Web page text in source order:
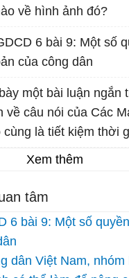
về hình ảnh đó?
6 bài 9: Một số
của công dân
một bài luận ngắn
về câu nói của Các
cùng là tiết kiệm thời
Xem thêm
tâm
6 bài 9: Một số
dân Việt Nam, nhóm